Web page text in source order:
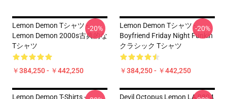
Lemon Demon Tシャツ -
Lemon Demon 2000s古典的な
Tシャツ
￥384,250 - ￥442,250
-20%
Lemon Demon Tシャツ -
Boyfriend Friday Night Funkin
クラシック Tシャツ
￥384,250 - ￥442,250
-20%
Lemon Demon T-Shirts -
Devil Octopus Lemon LA 0804